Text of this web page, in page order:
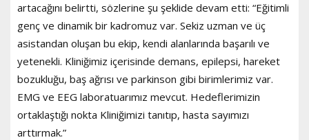
artacağını belirtti, sözlerine şu şeklide devam etti: “Eğitimli
genç ve dinamik bir kadromuz var. Sekiz uzman ve üç
asistandan oluşan bu ekip, kendi alanlarında başarılı ve
yetenekli. Kliniğimiz içerisinde demans, epilepsi, hareket
bozukluğu, baş ağrısı ve parkinson gibi birimlerimiz var.
EMG ve EEG laboratuarımız mevcut. Hedeflerimizin
ortaklaştığı nokta Kliniğimizi tanıtıp, hasta sayımızı
arttırmak.”